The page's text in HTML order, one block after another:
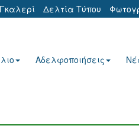
Γκαλερί Δελτία Τύπου
Αδελφοποιήσεις